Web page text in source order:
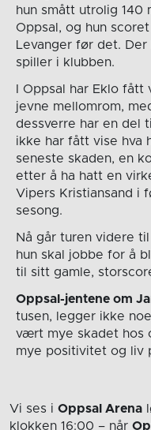
hun smått utrolig 140
Oppsal, og hun
Levanger før det.
spiller i klubben.
I Oppsal har Eklo
jevne mellomrom,
dessverre har en del
ikke har fått vise hva
seneste skaden, en
etter å ha hatt en
Vipers Kristiansand i
sesong.
Nå går turen videre
hun skal jobbe for å
til sitt gamle,
Oppsal-jentene om
tusen, legger ikke
vært mye skadet hos
mye positivitet og liv
Vi ses i Oppsal Arena
klokken 16:00 – når